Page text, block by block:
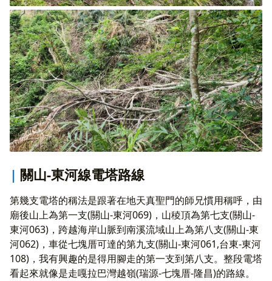
關山-東河線電塔路線
第幾支電塔的稱法是跟著在地天真聖門的師兄慣用稱呼，由
廟後山上為第一支(關山-東河069)，山稜頂為第七支(關山-
東河063)，跨越海岸山脈到南溪流域山上為第八支(關山-東
河062)，車從七塊厝可達的第九支(關山-東河061,台東-東河
108)，我有興趣的是得用腳走的第一支到第八支。整段電塔
看起來就像是走嘎拉巴灣越嶺(瑞源-七塊厝-隆昌)的路線。